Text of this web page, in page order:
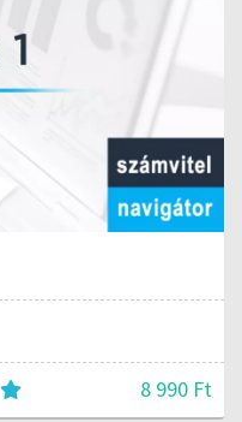
8 990 Ft